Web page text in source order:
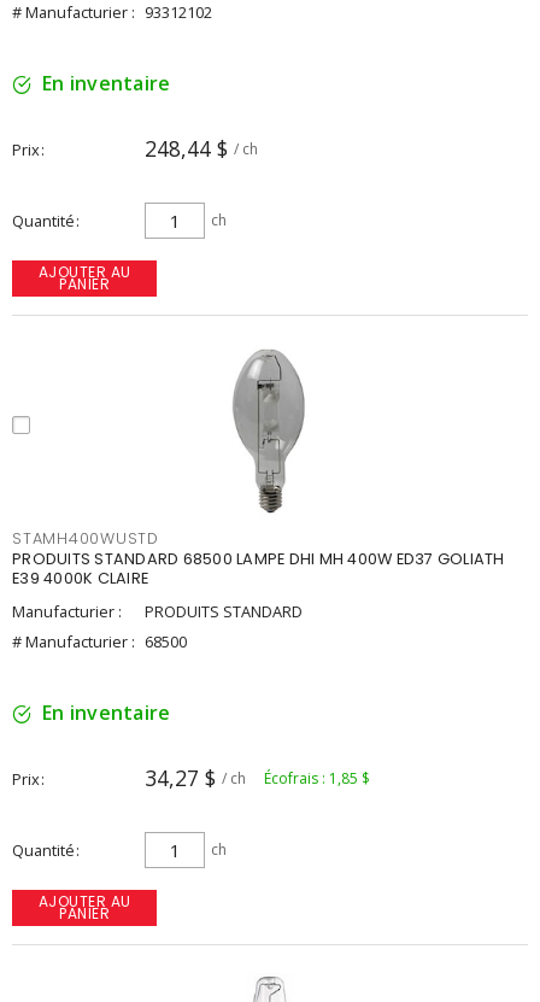
# Manufacturier : 93312102
En inventaire
Prix 248,44 $ / ch
Quantité ch
AJOUTER AU
PANIER
STAMH400WUSTD
PRODUITS STANDARD 68500 LAMPE DHI MH 400W ED37 GOLIATH
E39 4000K CLAIRE
Manufacturier :
PRODUITS STANDARD
# Manufacturier : 68500
En inventaire
Prix 34,27 $ / ch Écofrais : 1,85 $
Quantité ch
AJOUTER AU
PANIER